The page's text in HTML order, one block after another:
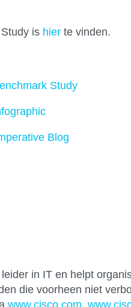
is hier te vinden.
Study
Blog
in IT en helpt
die voorheen niet
www.cisco.com,